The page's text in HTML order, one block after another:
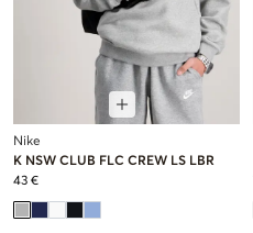
Nike
K NSW CLUB FLC CREW LS LBR
43 €